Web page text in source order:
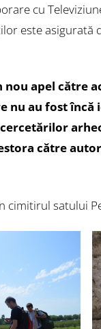
cu
este
nou apel către
nu au fost
către
cimitirul satului